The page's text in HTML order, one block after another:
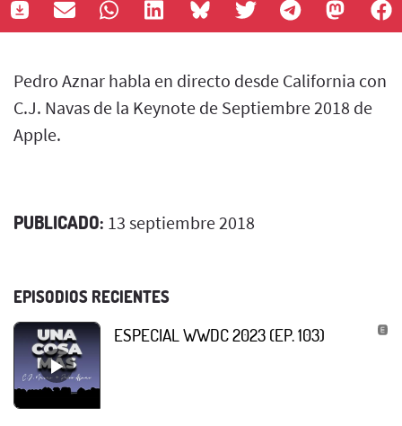
Pedro Aznar habla en directo desde California con
C.J. Navas de la Keynote de Septiembre 2018 de
Apple.
PUBLICADO: 13 septiembre 2018
EPISODIOS RECIENTES
ESPECIAL WWDC 2023 (EP. 103)